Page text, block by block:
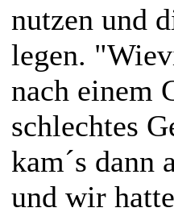
nutzen und
legen.
nach einem
schlechtes
kam´s dann
und wir